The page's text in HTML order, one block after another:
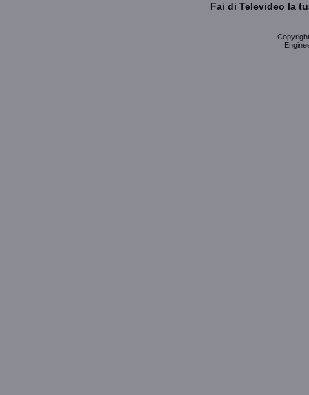
Fai di Televideo la